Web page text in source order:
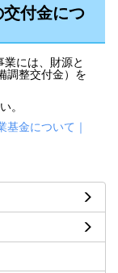
付金につ
には、財源と
調整交付金）を
。
金について｜